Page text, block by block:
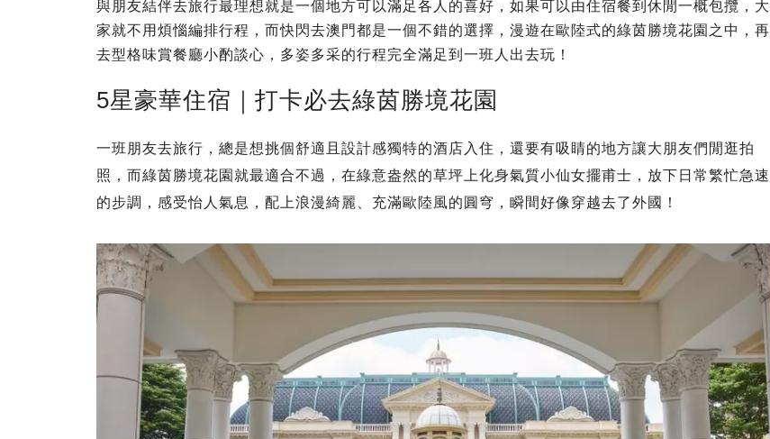
與朋友結伴去旅行最理想就是一個地方可以滿足各人的喜好，如果可以由住宿餐到休閒一概包攬，大
家就不用煩惱編排行程，而快閃去澳門都是一個不錯的選擇，漫遊在歐陸式的綠茵勝境花園之中，再
去型格味賞餐廳小酌談心，多姿多采的行程完全滿足到一班人出去玩！
5星豪華住宿｜打卡必去綠茵勝境花園
一班朋友去旅行，總是想挑個舒適且設計感獨特的酒店入住，還要有吸睛的地方讓大朋友們閒逛拍
照，而綠茵勝境花園就最適合不過，在綠意盎然的草坪上化身氣質小仙女擺甫士，放下日常繁忙急速
的步調，感受怡人氣息，配上浪漫綺麗、充滿歐陸風的圓穹，瞬間好像穿越去了外國！